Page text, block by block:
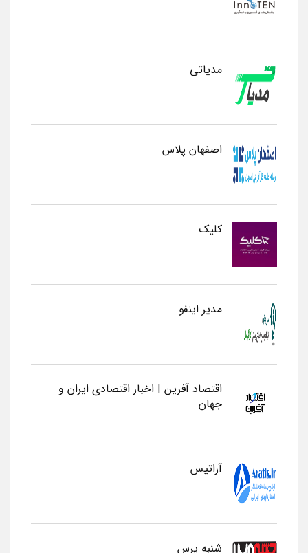
مدیاتی
اصفهان پلاس
کلیک
مدیر اینفو
اقتصاد آفرین | اخبار اقتصادی ایران و
جهان
آراتیس
شنبه پرس